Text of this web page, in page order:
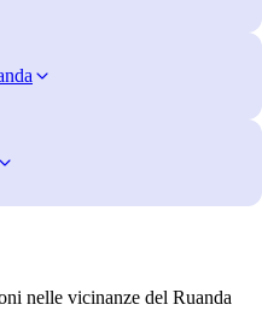
nelle vicinanze del Ruanda